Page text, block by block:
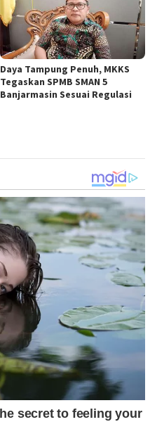
Daya Tampung Penuh, MKKS
Tegaskan SPMB SMAN 5
Banjarmasin Sesuai Regulasi